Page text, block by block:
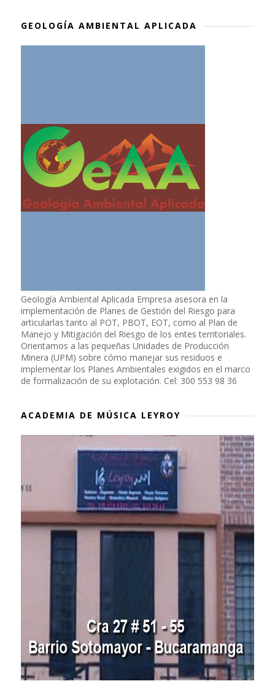
GEOLOGÍA AMBIENTAL APLICADA
Geología Ambiental Aplicada Empresa asesora en la
implementación de Planes de Gestión del Riesgo para
articularlas tanto al POT, PBOT, EOT, como al Plan de
Manejo y Mitigación del Riesgo de los entes territoriales.
Orientamos a las pequeñas Unidades de Producción
Minera (UPM) sobre cómo manejar sus residuos e
implementar los Planes Ambientales exigidos en el marco
de formalización de su explotación. Cel: 300 553 98 36
ACADEMIA DE MÚSICA LEYROY